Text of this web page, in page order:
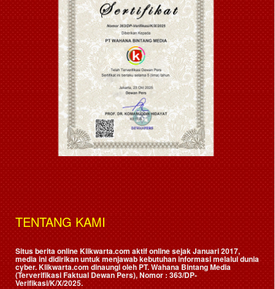
TENTANG KAMI
Situs berita online Klikwarta.com aktif online sejak Januari 2017,
media ini didirikan untuk menjawab kebutuhan informasi melalui dunia
cyber. Klikwarta.com dinaungi oleh PT. Wahana Bintang Media
(Terverifikasi Faktual Dewan Pers), Nomor : 363/DP-
Verifikasi/K/X/2025.